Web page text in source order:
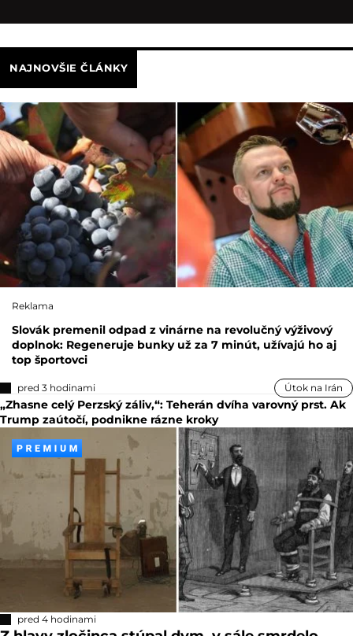
NAJNOVŠIE ČLÁNKY
Reklama
Slovák premenil odpad z vinárne na revolučný výživový
doplnok: Regeneruje bunky už za 7 minút, užívajú ho aj
top športovci
pred 3 hodinami Útok na Irán
„Zhasne celý Perzský záliv,“: Teherán dvíha varovný prst. Ak
Trump zaútočí, podnikne rázne kroky
pred 4 hodinami